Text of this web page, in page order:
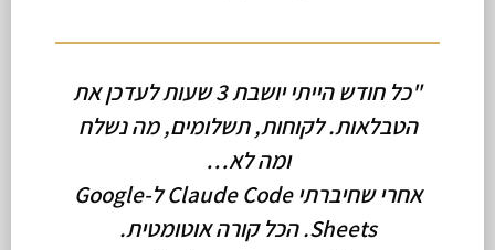
"כל חודש הייתי יושבת 3 שעות לעדכן את
הטבלאות. לקוחות, תשלומים, מה נשלח
ומה לא…
אחרי שחיברתי Claude Code ל-Google
Sheets. הכל קורה אוטומטית.